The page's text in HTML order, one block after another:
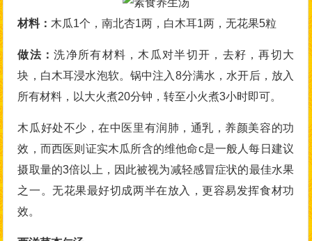
材料： 木瓜1个，南北杏1两，白木耳1两，无花果5粒
做法：洗净所有材料，木瓜对半切开，去籽，再切大
块，白木耳浸水泡软。锅中注入8分满水，水开后，放入
所有材料，以大火煮20分钟，转至小火煮3小时即可。
木瓜好处不少，在中医里有润肺，通乳，养颜美容的功
效，而西医则证实木瓜所含的维他命c是一般人每日建议
摄取量的3倍以上，因此被视为减轻感冒症状的最佳水果
之一。无花果最好切成两半在放入，更容易发挥食材功
效。